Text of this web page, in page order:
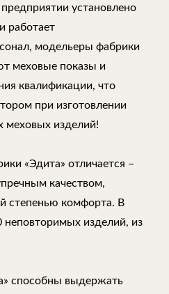
установлено
работает
модельеры фабрики
меховые показы и
квалификации, что
при изготовлении
меховых изделий!
«Эдита» отличается –
качеством,
степенью комфорта. В
неповторимых изделий, из
способны выдержать